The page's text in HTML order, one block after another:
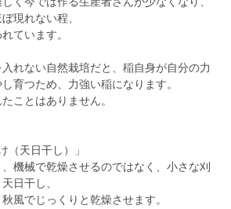
現れない程、
ています。
れない自然栽培だと、稲自身が自分の力
育つため、力強い稲になります。
ことはありません。
（天日干し）」
機械で乾燥させるのではなく、小さな刈
日干し、
風でじっくりと乾燥させます。